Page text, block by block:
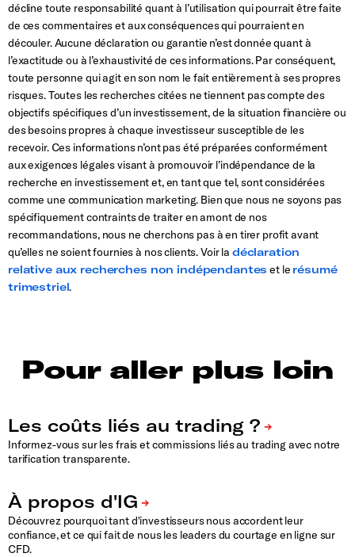
décline toute responsabilité quant à l’utilisation qui pourrait être faite
de ces commentaires et aux conséquences qui pourraient en
découler. Aucune déclaration ou garantie n’est donnée quant à
l’exactitude ou à l’exhaustivité de ces informations. Par conséquent,
toute personne qui agit en son nom le fait entièrement à ses propres
risques. Toutes les recherches citées ne tiennent pas compte des
objectifs spécifiques d’un investissement, de la situation financière ou
des besoins propres à chaque investisseur susceptible de les
recevoir. Ces informations n’ont pas été préparées conformément
aux exigences légales visant à promouvoir l’indépendance de la
recherche en investissement et, en tant que tel, sont considérées
comme une communication marketing. Bien que nous ne soyons pas
spécifiquement contraints de traiter en amont de nos
recommandations, nous ne cherchons pas à en tirer profit avant
qu’elles ne soient fournies à nos clients. Voir la déclaration
relative aux recherches non indépendantes et le résumé
trimestriel.
Pour aller plus loin
Informez-vous sur les frais et commissions liés au trading avec notre
tarification transparente.
Découvrez pourquoi tant d'investisseurs nous accordent leur
confiance, et ce qui fait de nous les leaders du courtage en ligne sur
CFD.